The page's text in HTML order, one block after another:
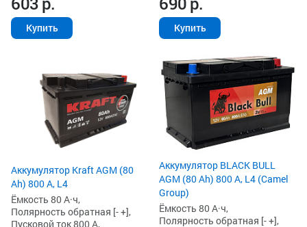
Купить Купить
Аккумулятор Kraft AGM (80
Ah) 800 А, L4
Ёмкость 80 А·ч,
Полярность обратная [- +],
Пусковой ток 800 А,
Аккумулятор BLACK BULL
AGM (80 Ah) 800 А, L4 (Camel
Group)
Ёмкость 80 А·ч,
Полярность обратная [- +],